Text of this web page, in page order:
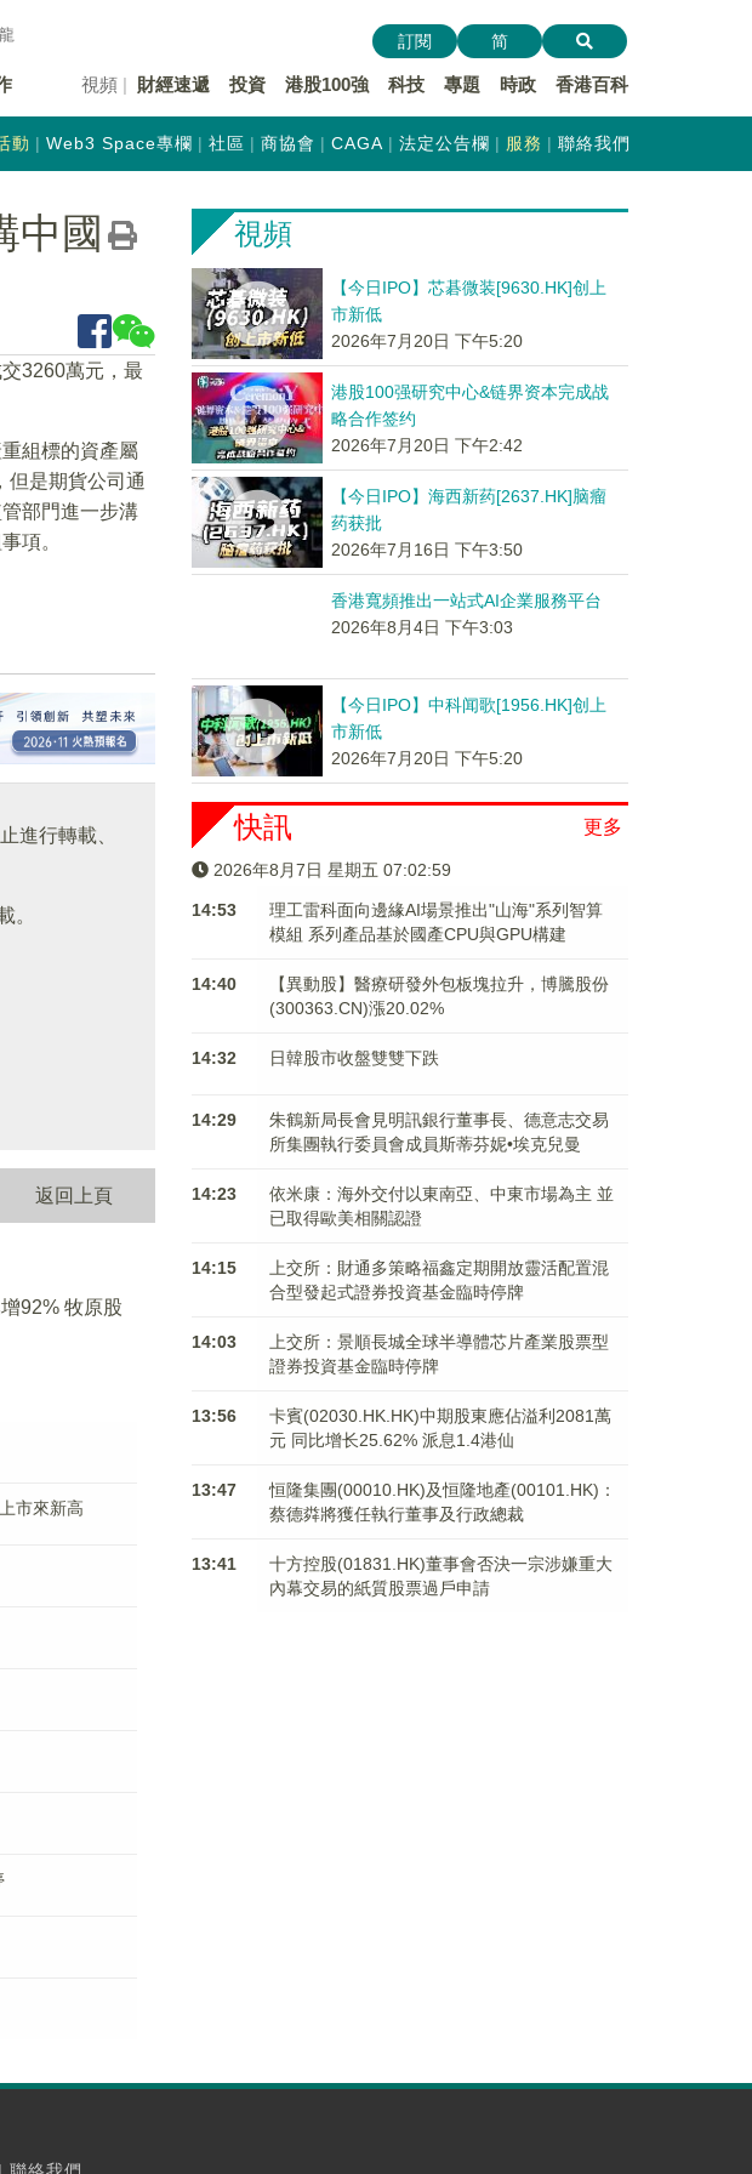
視頻 財經速遞 投資 港股100強 科技 專題 時政 香港百科
訂閱 简
動 Web3 Space專欄 社區 商協會 CAGA 法定公告欄 服務 聯絡我們
中國
3260萬元，最
組標的資產屬
但是期貨公司通
部門進一步溝
項。
進行轉載、
。
返回上頁
92% 牧原股
市來新高
視頻
【今日IPO】芯碁微装[9630.HK]创上
市新低
2026年7月20日 下午5:20
港股100强研究中心&链界资本完成战
略合作签约
2026年7月20日 下午2:42
【今日IPO】海西新药[2637.HK]脑瘤
药获批
2026年7月16日 下午3:50
香港寬頻推出一站式AI企業服務平台
2026年8月4日 下午3:03
【今日IPO】中科闻歌[1956.HK]创上
市新低
2026年7月20日 下午5:20
更多
快訊
2026年8月7日 星期五 07:02:59
14:53
理工雷科面向邊緣AI場景推出"山海"系列智算
模組 系列產品基於國產CPU與GPU構建
14:40
【異動股】醫療研發外包板塊拉升，博騰股份
(300363.CN)漲20.02%
14:32 日韓股市收盤雙雙下跌
14:29
朱鶴新局長會見明訊銀行董事長、德意志交易
所集團執行委員會成員斯蒂芬妮•埃克兒曼
14:23
依米康：海外交付以東南亞、中東市場為主 並
已取得歐美相關認證
14:15
上交所：財通多策略福鑫定期開放靈活配置混
合型發起式證券投資基金臨時停牌
14:03
上交所：景順長城全球半導體芯片產業股票型
證券投資基金臨時停牌
13:56
卡賓(02030.HK.HK)中期股東應佔溢利2081萬
元 同比增长25.62% 派息1.4港仙
13:47
恒隆集團(00010.HK)及恒隆地產(00101.HK)：
蔡德粦將獲任執行董事及行政總裁
13:41
十方控股(01831.HK)董事會否決一宗涉嫌重大
內幕交易的紙質股票過戶申請